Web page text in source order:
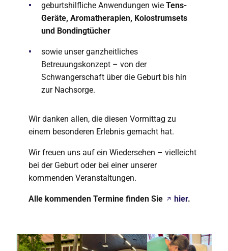
geburtshilfliche Anwendungen wie Tens-
Geräte, Aromatherapien, Kolostrumsets
und Bondingtücher
sowie unser ganzheitliches
Betreuungskonzept – von der
Schwangerschaft über die Geburt bis hin
zur Nachsorge.
Wir danken allen, die diesen Vormittag zu
einem besonderen Erlebnis gemacht hat.
Wir freuen uns auf ein Wiedersehen – vielleicht
bei der Geburt oder bei einer unserer
kommenden Veranstaltungen.
Alle kommenden Termine finden Sie hier.